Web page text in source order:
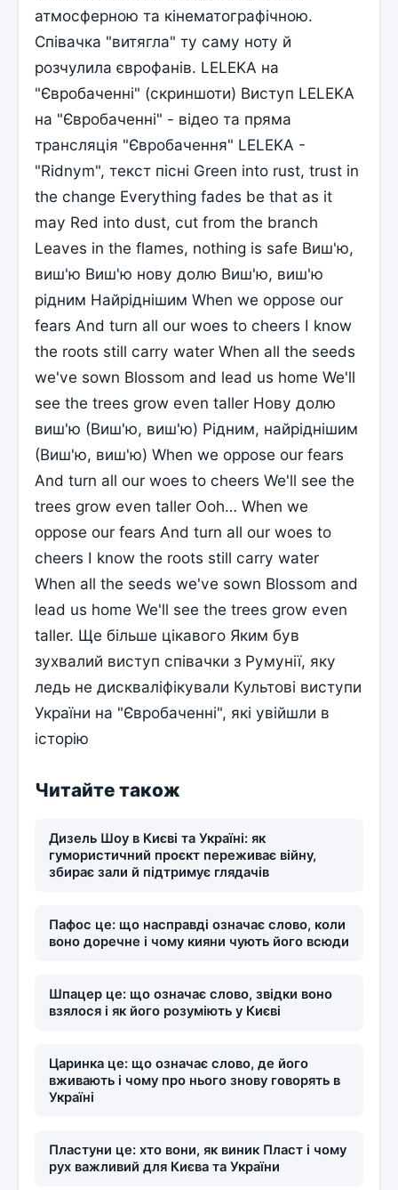
атмосферною та кінематографічною.
Співачка "витягла" ту саму ноту й
розчулила єврофанів. LELEKA на
"Євробаченні" (скриншоти) Виступ LELEKA
на "Євробаченні" - відео та пряма
трансляція "Євробачення" LELEKA -
"Ridnym", текст пісні Green into rust, trust in
the change Everything fades be that as it
may Red into dust, cut from the branch
Leaves in the flames, nothing is safe Виш'ю,
виш'ю Виш'ю нову долю Виш'ю, виш'ю
рідним Найріднішим When we oppose our
fears And turn all our woes to cheers I know
the roots still carry water When all the seeds
we've sown Blossom and lead us home We'll
see the trees grow even taller Нову долю
виш'ю (Виш'ю, виш'ю) Рідним, найріднішим
(Виш'ю, виш'ю) When we oppose our fears
And turn all our woes to cheers We'll see the
trees grow even taller Ooh… When we
oppose our fears And turn all our woes to
cheers I know the roots still carry water
When all the seeds we've sown Blossom and
lead us home We'll see the trees grow even
taller. Ще більше цікавого Яким був
зухвалий виступ співачки з Румунії, яку
ледь не дискваліфікували Культові виступи
України на "Євробаченні", які увійшли в
історію
Читайте також
Дизель Шоу в Києві та Україні: як
гумористичний проєкт переживає війну,
збирає зали й підтримує глядачів
Пафос це: що насправді означає слово, коли
воно доречне і чому кияни чують його всюди
Шпацер це: що означає слово, звідки воно
взялося і як його розуміють у Києві
Царинка це: що означає слово, де його
вживають і чому про нього знову говорять в
Україні
Пластуни це: хто вони, як виник Пласт і чому
рух важливий для Києва та України